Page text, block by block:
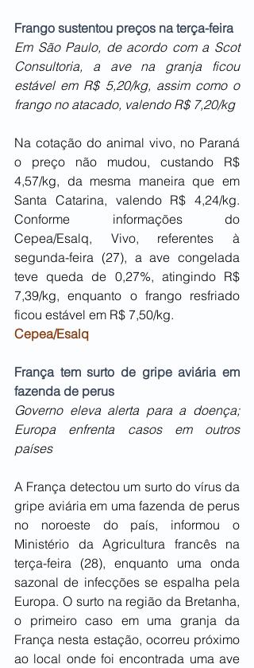
Frango sustentou preços na terça-feira
Em São Paulo, de acordo com a Scot
Consultoria, a ave na granja ficou
estável em R$ 5,20/kg, assim como o
frango no atacado, valendo R$ 7,20/kg
Na cotação do animal vivo, no Paraná
o preço não mudou, custando R$
4,57/kg, da mesma maneira que em
Santa Catarina, valendo R$ 4,24/kg.
Conforme informações do
Cepea/Esalq, Vivo, referentes à
segunda-feira (27), a ave congelada
teve queda de 0,27%, atingindo R$
7,39/kg, enquanto o frango resfriado
ficou estável em R$ 7,50/kg.
Cepea/Esalq
França tem surto de gripe aviária em
fazenda de perus
Governo eleva alerta para a doença;
Europa enfrenta casos em outros
países
A França detectou um surto do vírus da
gripe aviária em uma fazenda de perus
no noroeste do país, informou o
Ministério da Agricultura francês na
terça-feira (28), enquanto uma onda
sazonal de infecções se espalha pela
Europa. O surto na região da Bretanha,
o primeiro caso em uma granja da
França nesta estação, ocorreu próximo
ao local onde foi encontrada uma ave